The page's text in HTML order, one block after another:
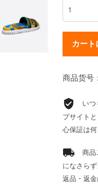
商品货号
い
プサイト
心保証は
商品
になさら
返品・返